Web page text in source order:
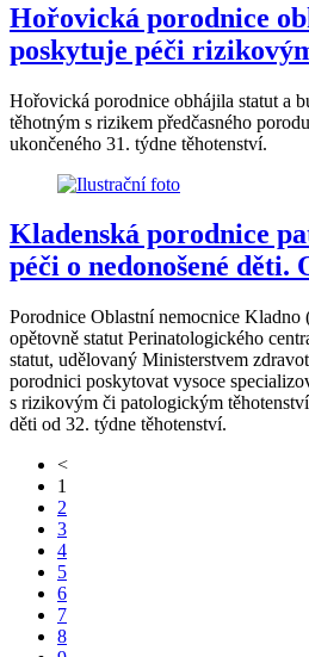
Hořovická porodnice
poskytuje péči
Hořovická porodnice obhájila statut a
těhotným s rizikem předčasného
ukončeného 31. týdne těhotenství.
Kladenská porodnice
péči o nedonošené
Porodnice Oblastní nemocnice
opětovně statut Perinatologického
statut, udělovaný Ministerstvem
porodnici poskytovat vysoce
s rizikovým či patologickým
děti od 32. týdne těhotenství.
<
1
2
3
4
5
6
7
8